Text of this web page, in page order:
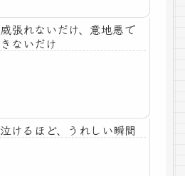
威張れないだけ、意地悪で
きないだけ
泣けるほど、うれしい瞬間